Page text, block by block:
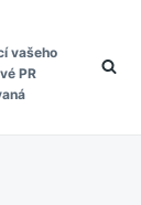
vašeho
PR